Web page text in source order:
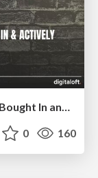
How to Get Subject Matter Experts Bought In and Actively Contributing to SEO & PR Initiatives.
0 160